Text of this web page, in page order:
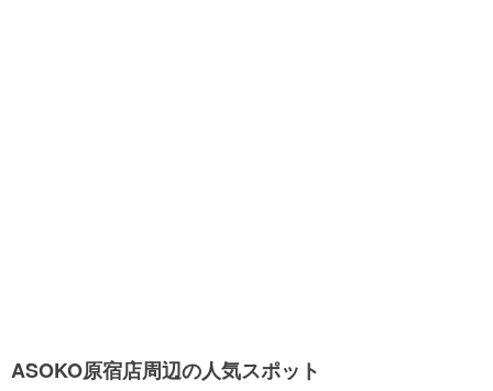
ASOKO原宿店周辺の人気スポット